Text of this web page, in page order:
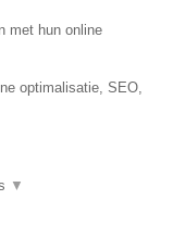
met hun online
optimalisatie, SEO,
▼